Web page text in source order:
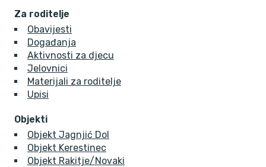
Za roditelje
Obavijesti
Događanja
Aktivnosti za djecu
Jelovnici
Materijali za roditelje
Upisi
Objekti
Objekt Jagnjić Dol
Objekt Kerestinec
Objekt Rakitje/Novaki